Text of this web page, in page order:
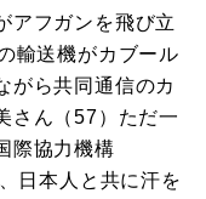
アフガンを飛び立
輸送機がカブール
がら共同通信のカ
さん（57）ただ一
際協力機構
日本人と共に汗を